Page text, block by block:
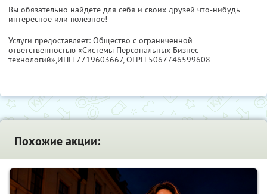
Вы обязательно найдёте для себя и своих друзей что-нибудь
интересное или полезное!
Услуги предоставляет: Общество с ограниченной
ответственностью «Системы Персональных Бизнес-
технологий»,ИНН 7719603667, ОГРН 5067746599608
Похожие акции: